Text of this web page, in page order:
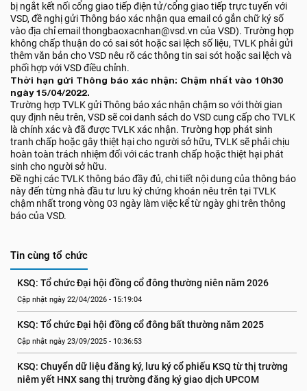
bị ngắt kết nối cổng giao tiếp điện tử/cổng giao tiếp trực tuyến với
VSD, đề nghị gửi Thông báo xác nhận qua email có gắn chữ ký số
vào địa chỉ email thongbaoxacnhan@vsd.vn của VSD). Trường hợp
không chấp thuận do có sai sót hoặc sai lệch số liệu, TVLK phải gửi
thêm văn bản cho VSD nêu rõ các thông tin sai sót hoặc sai lệch và
phối hợp với VSD điều chỉnh.
Thời hạn gửi Thông báo xác nhận: Chậm nhất vào 10h30
ngày 15/04/2022.
Trường hợp TVLK gửi Thông báo xác nhận chậm so với thời gian
quy định nêu trên, VSD sẽ coi danh sách do VSD cung cấp cho TVLK
là chính xác và đã được TVLK xác nhận. Trường hợp phát sinh
tranh chấp hoặc gây thiệt hại cho người sở hữu, TVLK sẽ phải chịu
hoàn toàn trách nhiệm đối với các tranh chấp hoặc thiệt hại phát
sinh cho người sở hữu.
Đề nghị các TVLK thông báo đầy đủ, chi tiết nội dung của thông báo
này đến từng nhà đầu tư lưu ký chứng khoán nêu trên tại TVLK
chậm nhất trong vòng 03 ngày làm việc kể từ ngày ghi trên thông
báo của VSD.
Tin cùng tổ chức
KSQ: Tổ chức Đại hội đồng cổ đông thường niên năm 2026
Cập nhật ngày 22/04/2026 - 15:19:04
KSQ: Tổ chức Đại hội đồng cổ đông bất thường năm 2025
Cập nhật ngày 23/09/2025 - 10:36:53
KSQ: Chuyển dữ liệu đăng ký, lưu ký cổ phiếu KSQ từ thị trường
niêm yết HNX sang thị trường đăng ký giao dịch UPCOM